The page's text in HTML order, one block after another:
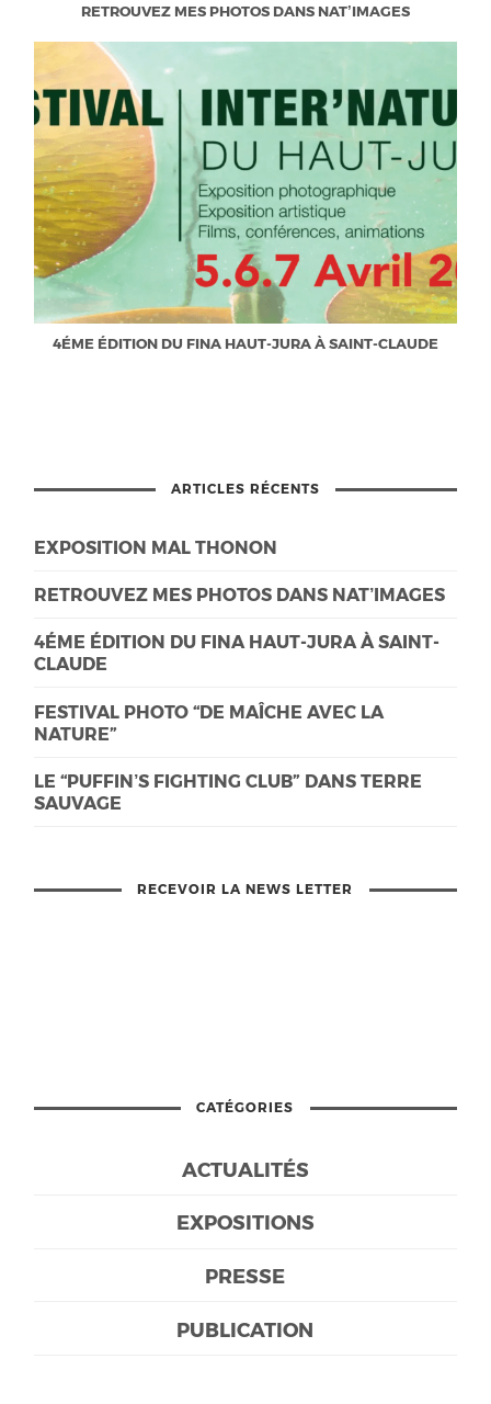
RETROUVEZ MES PHOTOS DANS NAT’IMAGES
4ÉME ÉDITION DU FINA HAUT-JURA À SAINT-CLAUDE
ARTICLES RÉCENTS
EXPOSITION MAL THONON
RETROUVEZ MES PHOTOS DANS NAT’IMAGES
4ÉME ÉDITION DU FINA HAUT-JURA À SAINT-
CLAUDE
FESTIVAL PHOTO “DE MAÎCHE AVEC LA
NATURE”
LE “PUFFIN’S FIGHTING CLUB” DANS TERRE
SAUVAGE
RECEVOIR LA NEWS LETTER
CATÉGORIES
ACTUALITÉS
EXPOSITIONS
PRESSE
PUBLICATION